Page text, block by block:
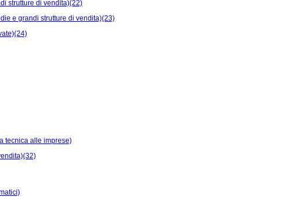
strutture di vendita)(22)
e grandi strutture di vendita)(23)
tecnica alle imprese)